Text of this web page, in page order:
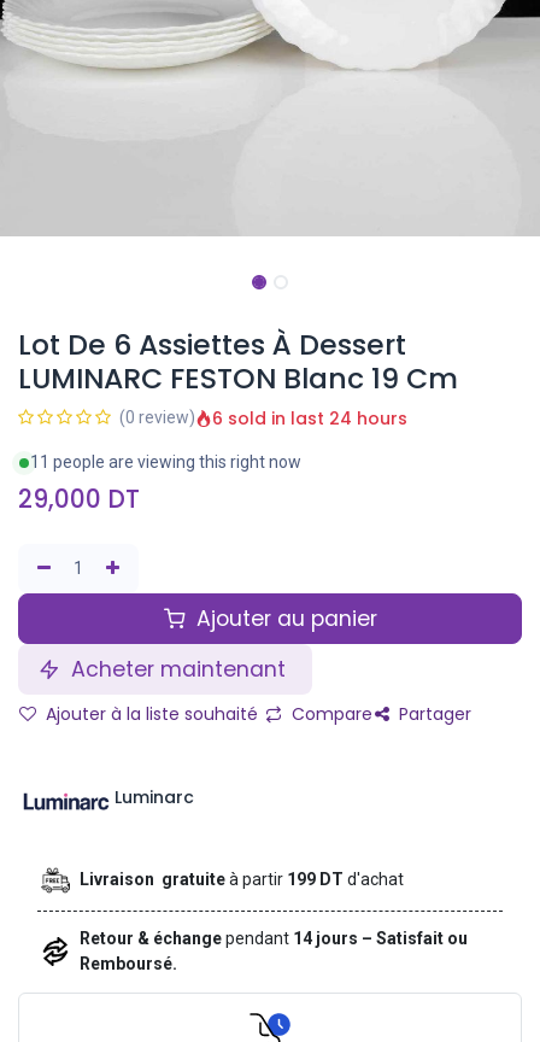
Lot De 6 Assiettes À Dessert
LUMINARC FESTON Blanc 19 Cm
(0 review) 6 sold in last 24 hours
11 people are viewing this right now
29,000 DT
Ajouter au panier
Acheter maintenant
Ajouter à la liste souhaité Compare Partager
Luminarc
Livraison gratuiteà partir 199 DTd'achat
Retour & échangependant 14 jours – Satisfait ou
Remboursé.